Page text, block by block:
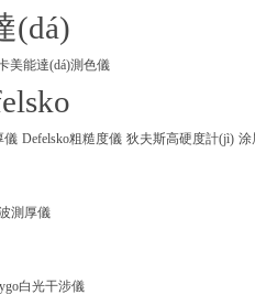
(dá)
美能達(dá)測色儀
儀 Defelsko粗糙度儀 狄夫斯高硬度計(jì) 涂
測厚儀
白光干涉儀